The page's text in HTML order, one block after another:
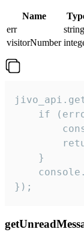
Name
err
string
visitorNumber
if
    }
});